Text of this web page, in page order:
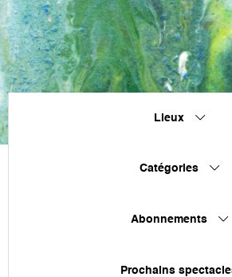
Lieux
Catégories
Abonnements
Prochains